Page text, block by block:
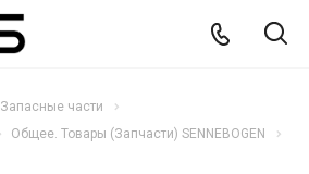
Запасные части
Общее. Товары (Запчасти) SENNEBOGEN